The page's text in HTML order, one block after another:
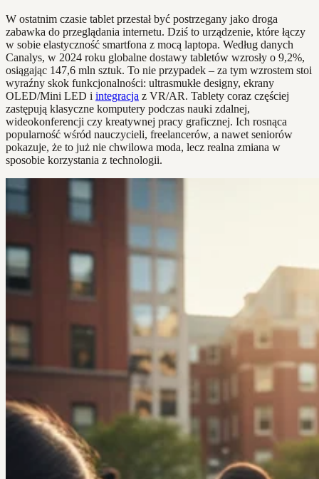
W ostatnim czasie tablet przestał być postrzegany jako droga
zabawka do przeglądania internetu. Dziś to urządzenie, które łączy
w sobie elastyczność smartfona z mocą laptopa. Według danych
Canalys, w 2024 roku globalne dostawy tabletów wzrosły o 9,2%,
osiągając 147,6 mln sztuk. To nie przypadek – za tym wzrostem stoi
wyraźny skok funkcjonalności: ultrasmukłe designy, ekrany
OLED/Mini LED i integracja z VR/AR. Tablety coraz częściej
zastępują klasyczne komputery podczas nauki zdalnej,
wideokonferencji czy kreatywnej pracy graficznej. Ich rosnąca
popularność wśród nauczycieli, freelancerów, a nawet seniorów
pokazuje, że to już nie chwilowa moda, lecz realna zmiana w
sposobie korzystania z technologii.